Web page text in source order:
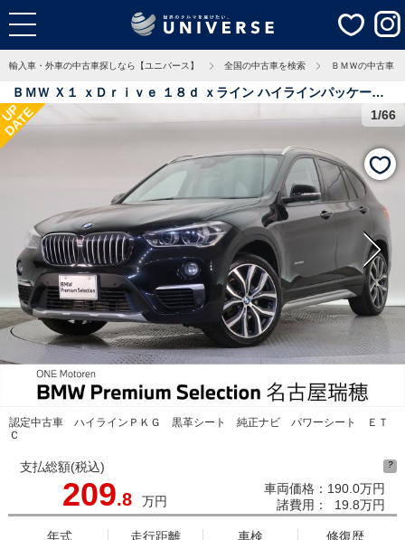
輸入車・外車の中古車探しなら【ユニバース】 全国の中古車を検索 ＢＭＷの中古車
ＢＭＷ Ｘ１ ｘＤｒｉｖｅ １８ｄ ｘライン ハイラインパッケージ
認定中古車 ハイラインＰＫＧ 黒革シート 純正ナビ パワーシート
ＥＴＣ ＬＥＤヘッドライト バックカメラ インテリジェントセーフ
ティ パワーバックドア 3.8万Km 愛知県
DATE
認定中古車 ハイラインＰＫＧ 黒革シート 純正ナビ パワーシート ＥＴ
Ｃ
1/66
支払総額(税込)
209.8 万円
車両価格：
諸費用：
190.0万円
19.8万円
?
年式 走行距離 車検 修復歴